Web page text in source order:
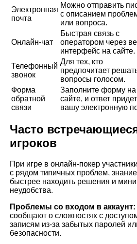
Электронная
почта
Можно отправить
с описанием
или вопроса.
Онлайн-чат
Быстрая связь с
оператором через
интерфейс на сайте.
Телефонный
звонок
Для тех, кто
предпочитает
вопросы голосом.
Форма
обратной
связи
Заполните форму на
сайте, и ответ
вашу электронную
Часто
игроков
При игре в онлайн-покер
с рядом типичных проблем,
быстрее находить решения и
неудобства.
Проблемы со входом в аккаунт:
сообщают о сложностях с
записям из-за забытых паролей
безопасности.